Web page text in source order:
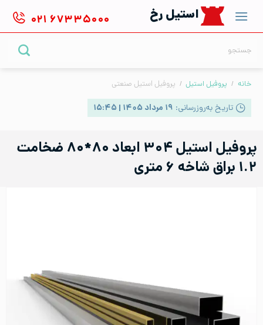
content
استیل رخ ۰۲۱ ۶۷۳۳۵۰۰۰
خانه / پروفیل استیل / پروفیل استیل صنعتی
تاریخ به‌روزرسانی: ۱۹ مرداد ۱۴۰۵ | ۱۵:۴۵
پروفیل استیل ۳۰۴ ابعاد ۸۰*۸۰ ضخامت
۱.۲ براق شاخه ۶ متری